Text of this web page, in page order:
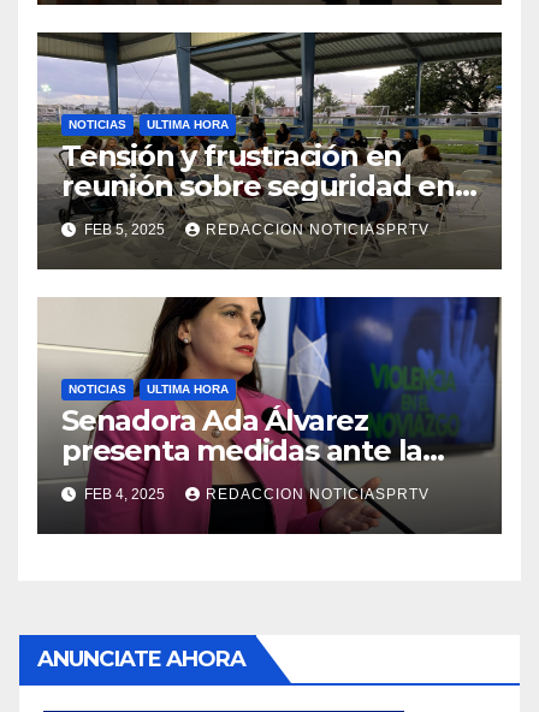
NOTICIAS ULTIMA HORA
Tensión y frustración en
reunión sobre seguridad en
Reparto Metropolitano
FEB 5, 2025 REDACCION NOTICIASPRTV
NOTICIAS ULTIMA HORA
Senadora Ada Álvarez
presenta medidas ante la
violencia en el noviazgo
FEB 4, 2025 REDACCION NOTICIASPRTV
ANUNCIATE AHORA